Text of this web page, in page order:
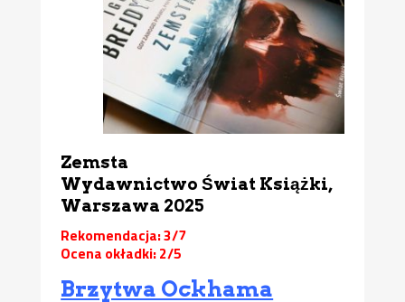
Zemsta
Wydawnictwo Świat Książki,
Warszawa 2025
Rekomendacja: 3/7
Ocena okładki: 2/5
Brzytwa Ockhama